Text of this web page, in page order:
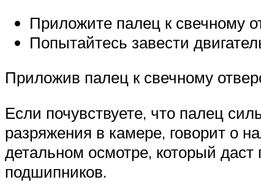
Приложите палец к свечному
Попытайтесь завести
Приложив палец к свечному
Если почувствуете, что палец
разряжения в камере, говорит о
детальном осмотре, который
подшипников.